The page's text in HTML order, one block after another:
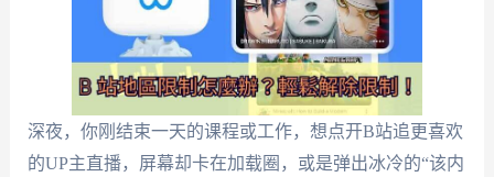
深夜，你刚结束一天的课程或工作，想点开B站追更喜欢
的UP主直播，屏幕却卡在加载圈，或是弹出冰冷的“该内